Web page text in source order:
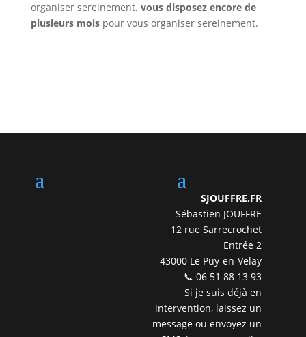
organiser sereinement. vous disposez encore de
plusieurs moispour vous organiser sereinement.
SJOUFFRE.FR
Sébastien JOUFFRE
12 rue Sarrecrochet
Entrée 2
43000 Le Puy-en-Velay
📞 06 51 88 13 93
Si je suis déjà en
intervention, laissez un
message ou envoyez un